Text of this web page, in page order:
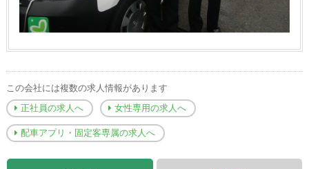
この会社には複数の求人情報があります
正社員の求人へ 女性専用の求人へ
配車アプリ・固定客専属の求人へ